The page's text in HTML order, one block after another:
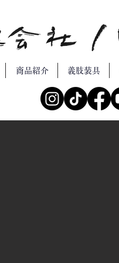
商品紹介 義肢装具